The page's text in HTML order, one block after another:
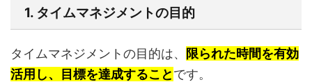
1. タイムマネジメントの目的
タイムマネジメントの目的は、
限られた時間を有効
活用し、目標を達成することです。